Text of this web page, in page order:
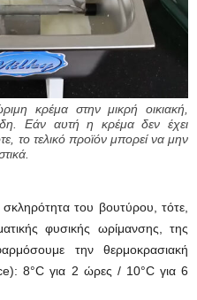
κρέμα στην μικρή οικιακή,
Εάν αυτή η κρέμα δεν έχει
το τελικό προϊόν μπορεί να μην
του βουτύρου, τότε,
φυσικής ωρίμανσης, της
την θερμοκρασιακή
8°C για 2 ώρες / 10°C για 6